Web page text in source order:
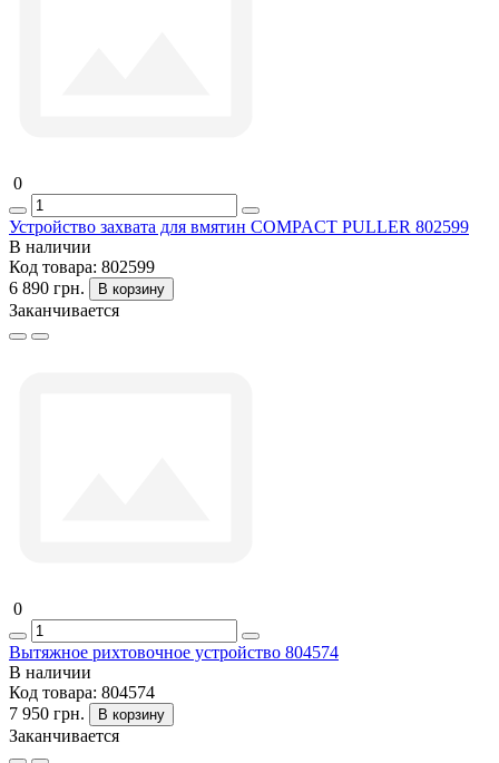
0
Устройство захвата для вмятин COMPACT PULLER 802599
В наличии
Код товара: 802599
6 890 грн.
В корзину
Заканчивается
0
Вытяжное рихтовочное устройство 804574
В наличии
Код товара: 804574
7 950 грн.
В корзину
Заканчивается